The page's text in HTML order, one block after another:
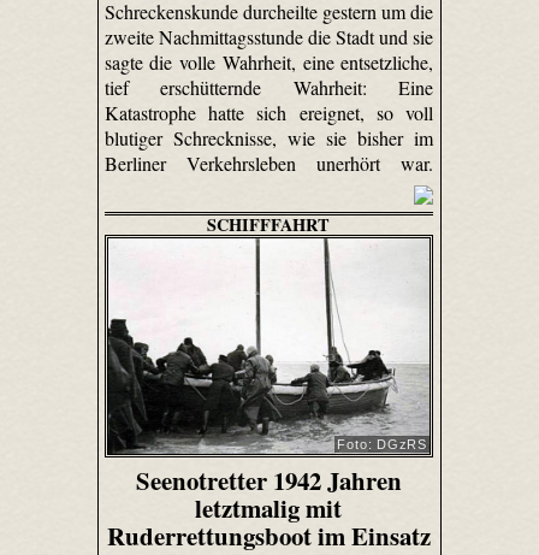
Schreckenskunde durcheilte gestern um die
zweite Nachmittagsstunde die Stadt und sie
sagte die volle Wahrheit, eine entsetzliche,
tief erschütternde Wahrheit: Eine
Katastrophe hatte sich ereignet, so voll
blutiger Schrecknisse, wie sie bisher im
Berliner Verkehrsleben unerhört war.
SCHIFFFAHRT
Foto: DGzRS
Seenotretter 1942 Jahren
letztmalig mit
Ruderrettungsboot im Einsatz